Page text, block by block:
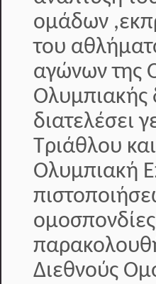
ομάδων
του
αγώνων της
Ολυμπιακής
διατελέσει
Τριάθλου
Ολυμπιακή
Διεθνούς